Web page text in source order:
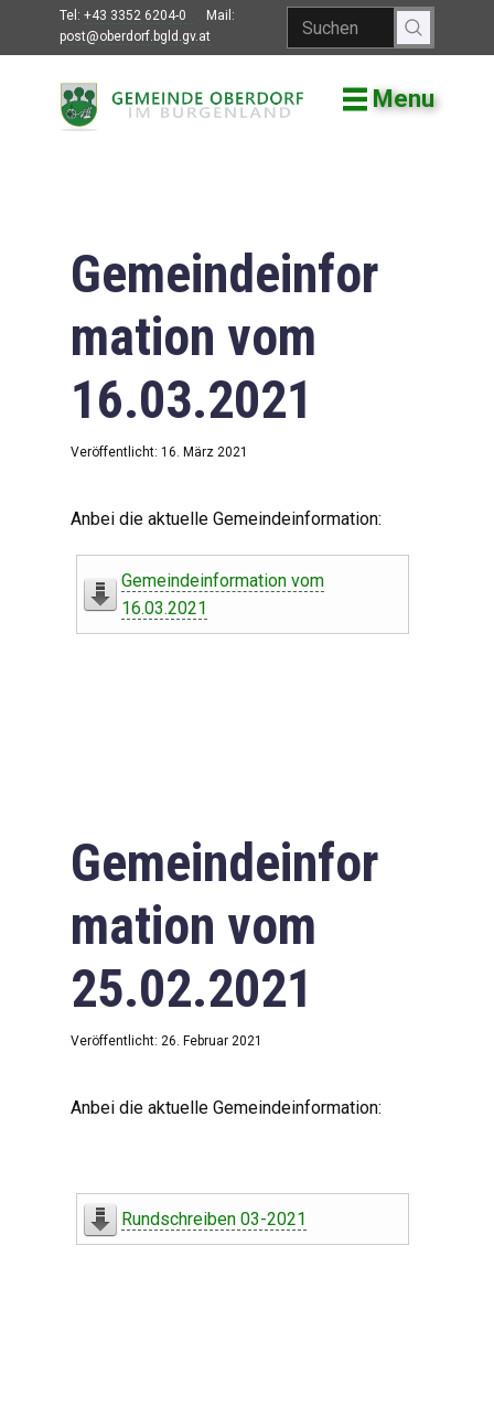
Tel: +43 3352 6204-0
Mail:
post@oberdorf.bgld.gv.at
Menu
Willkommen
Gemeindeamt
Gemeinderat
Bildung
Vereine
Leben in Oberdorf
Downloads
Impressum
Datenschutzerklärung
Gemeindeinfor
mation vom
16.03.2021
Veröffentlicht: 16. März 2021
Anbei die aktuelle Gemeindeinformation:
Gemeindeinformation vom
16.03.2021
Gemeindeinfor
mation vom
25.02.2021
Veröffentlicht: 26. Februar 2021
Anbei die aktuelle Gemeindeinformation:
Rundschreiben 03-2021